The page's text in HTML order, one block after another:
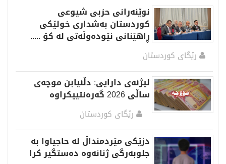
نوێنەرانی حزبی شیوعی
کوردستان بەشداری خولێکی
ڕاهێنانی نێودەوڵەتی لە کۆ .....
رێگای كوردستان
لیژنەی دارایی: دڵنیابن موچەی
ساڵی 2026 گەرەنتییکراوە
رێگای كوردستان
دزێکی مێردمنداڵ لە حاجیاوا بە
جلوبەرگی ژنانەوە دەستگیر کرا